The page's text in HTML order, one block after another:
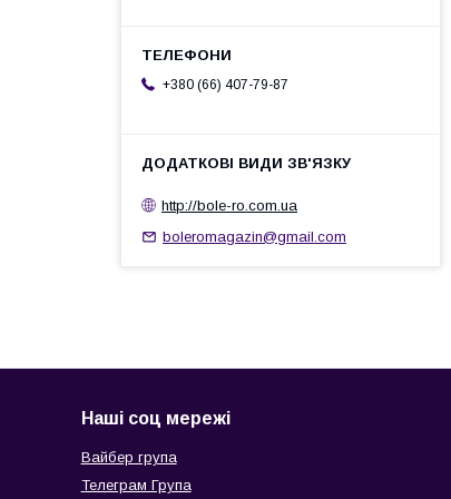
+380 (66) 407-79-87
http://bole-ro.com.ua
boleromagazin@gmail.com
Наші соц мережі
Вайбер група
Телеграм Група